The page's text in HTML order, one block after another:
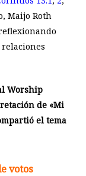
Maijo Roth
Worship
de «Mi
el tema
votos